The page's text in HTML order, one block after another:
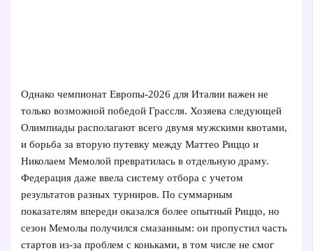
Однако чемпионат Европы‑2026 для Италии важен не
только возможной победой Грассля. Хозяева следующей
Олимпиады располагают всего двумя мужскими квотами,
и борьба за вторую путевку между Маттео Риццо и
Николаем Мемолой превратилась в отдельную драму.
Федерация даже ввела систему отбора с учетом
результатов разных турниров. По суммарным
показателям впереди оказался более опытный Риццо, но
сезон Мемолы получился смазанным: он пропустил часть
стартов из-за проблем с коньками, в том числе не смог